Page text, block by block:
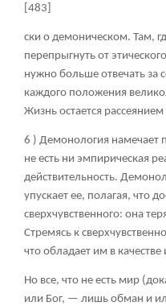
[483]
ски о демоническом. Там,
перепрыгнуть от
нужно больше отвечать за
каждого положения
Жизнь остается
6 ) Демонология намечает
не есть ни эмпирическая
действительность.
упускает ее, полагая, что
сверхчувственного: она
Стремясь к
что обладает им в
Но все, что не есть мир
или Бог, — лишь обман и